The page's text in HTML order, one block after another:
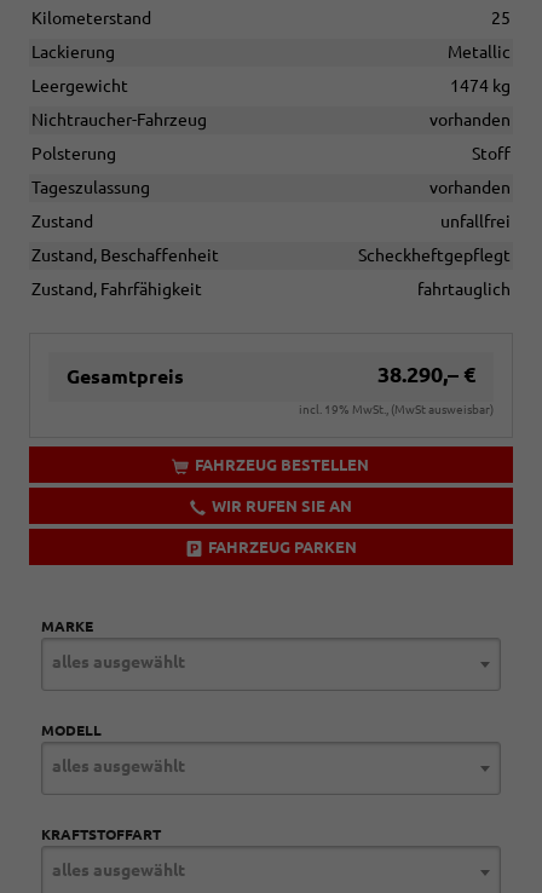
Kilometerstand
25
Lackierung
Metallic
Leergewicht
1474 kg
Nichtraucher-Fahrzeug
vorhanden
Polsterung
Stoff
Tageszulassung
vorhanden
Zustand
unfallfrei
Zustand, Beschaffenheit
Scheckheftgepflegt
Zustand, Fahrfähigkeit
fahrtauglich
Gesamtpreis 38.290,– €
incl. 19% MwSt., (MwSt ausweisbar)
FAHRZEUG BESTELLEN
WIR RUFEN SIE AN
FAHRZEUG PARKEN
MARKE
alles ausgewählt
MODELL
alles ausgewählt
KRAFTSTOFFART
alles ausgewählt